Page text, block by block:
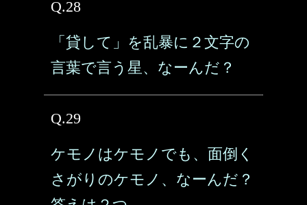
Q.28
「貸して」を乱暴に２文字の
言葉で言う星、なーんだ？
Q.29
ケモノはケモノでも、面倒く
さがりのケモノ、なーんだ？